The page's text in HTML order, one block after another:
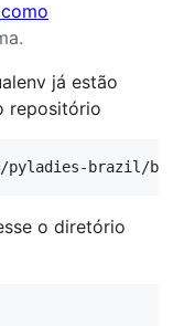
já estão
repositório
pyladies-brazil/br-
o diretório